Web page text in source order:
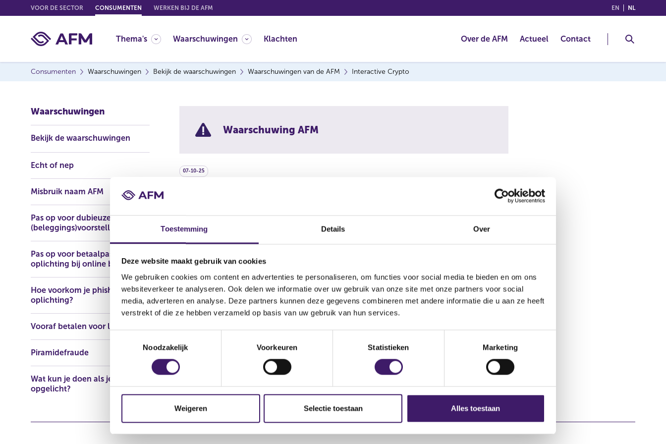
Toestemming Details Over
Deze website maakt gebruik van cookies
We gebruiken cookies om content en advertenties te personaliseren, om functies voor social media te bieden en om ons
websiteverkeer te analyseren. Ook delen we informatie over uw gebruik van onze site met onze partners voor social
media, adverteren en analyse. Deze partners kunnen deze gegevens combineren met andere informatie die u aan ze heeft
verstrekt of die ze hebben verzameld op basis van uw gebruik van hun services.
t
i
Noodzakelijk Voorkeuren Statistieken Marketing
Weigeren Selectie toestaan Alles toestaan
o
o
EN (ENGLISH)
NL
VOOR DE SECTOR CONSUMENTEN WERKEN BIJ DE AFM
Thema's Waarschuwingen Klachten Over de AFM Actueel Contact
Consumenten Waarschuwingen Bekijk de waarschuwingen Waarschuwingen van de AFM Interactive Crypto
Waarschuwingen
Bekijk de waarschuwingen
Echt of nep
Misbruik naam AFM
Pas op voor dubieuze
(beleggings)voorstellen
Pas op voor betaalpasfraude en
oplichting bij online bankieren
Hoe voorkom je phishing en
oplichting?
Vooraf betalen voor lening
Piramidefraude
Wat kun je doen als je bent
opgelicht?
Waarschuwing AFM
07-10-25
beleggingsfraude.
Naam: Interactive Crypto
Domeinnaam: https://interactivecrypto.ai/